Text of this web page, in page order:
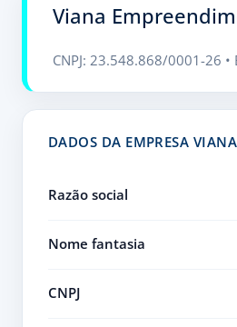
Viana
CNPJ: 23.548.868/0001-26 •
DADOS DA EMPRESA
Razão social
Nome fantasia
CNPJ